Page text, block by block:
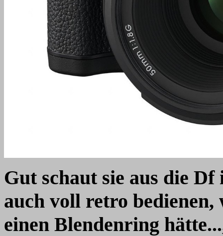
Gut schaut sie aus die
auch voll retro bedienen,
einen Blendenring